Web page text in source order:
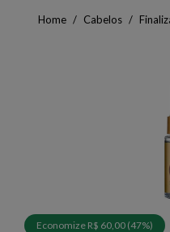
Home Cabelos
Economize R$ 60,00 (47%)